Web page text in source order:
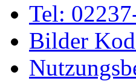
Tel:
Bilder